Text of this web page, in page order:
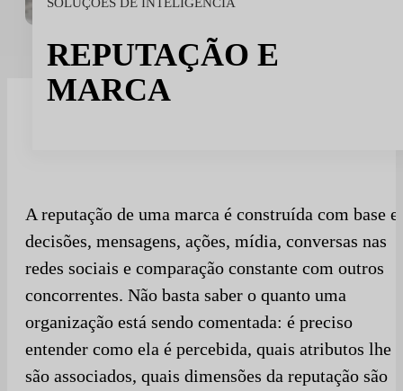
Desporto
Esporte e talento
Mídia e reportagem
Instituições públicas
REPUTAÇÃO E
MARCA
A reputação de uma marca é construída com base
decisões, mensagens, ações, mídia, conversas nas
redes sociais e comparação constante com outros
concorrentes. Não basta saber o quanto uma
organização está sendo comentada: é preciso
entender como ela é percebida, quais atributos lhe
são associados, quais dimensões da reputação são